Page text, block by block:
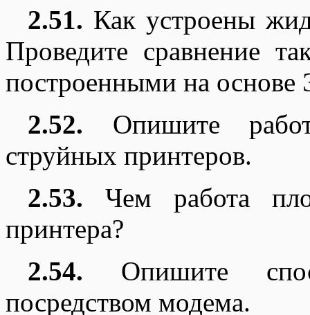
2.51. Как устроены
Проведите сравнение
построенными на основе
2.52. Опишите
струйных принтеров.
2.53. Чем работа
принтера?
2.54. Опишите
посредством модема.